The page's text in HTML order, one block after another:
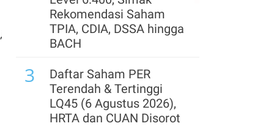
Rekomendasi Saham
TPIA, CDIA, DSSA hingga
BACH
3
Daftar Saham PER
Terendah & Tertinggi
LQ45 (6 Agustus 2026),
HRTA dan CUAN Disorot